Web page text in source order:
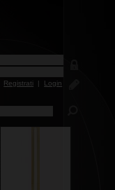
Registrati | Login